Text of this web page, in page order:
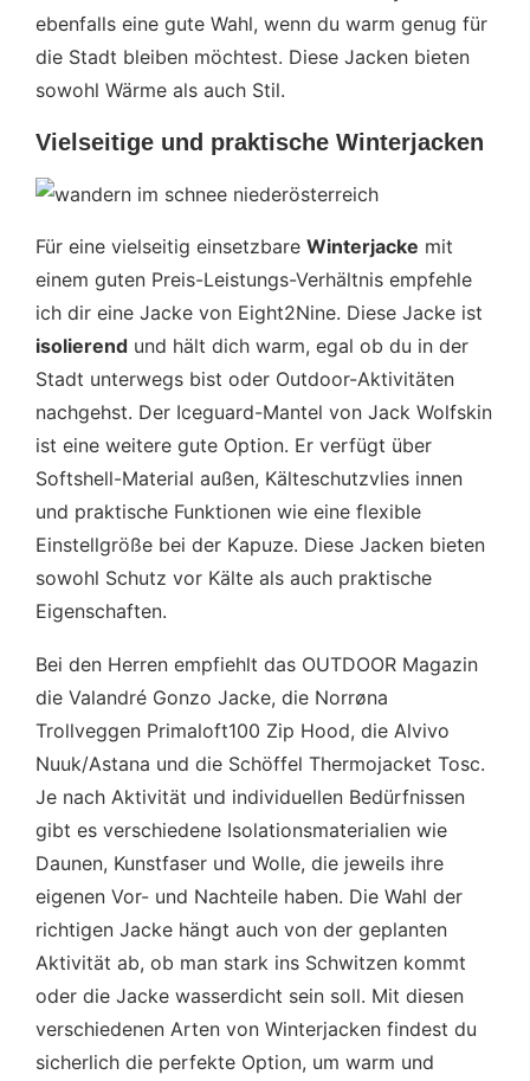
ebenfalls eine gute Wahl, wenn du warm genug für
die Stadt bleiben möchtest. Diese Jacken bieten
sowohl Wärme als auch Stil.
Vielseitige und praktische Winterjacken
Für eine vielseitig einsetzbare Winterjacke mit
einem guten Preis-Leistungs-Verhältnis empfehle
ich dir eine Jacke von Eight2Nine. Diese Jacke ist
isolierend und hält dich warm, egal ob du in der
Stadt unterwegs bist oder Outdoor-Aktivitäten
nachgehst. Der Iceguard-Mantel von Jack Wolfskin
ist eine weitere gute Option. Er verfügt über
Softshell-Material außen, Kälteschutzvlies innen
und praktische Funktionen wie eine flexible
Einstellgröße bei der Kapuze. Diese Jacken bieten
sowohl Schutz vor Kälte als auch praktische
Eigenschaften.
Bei den Herren empfiehlt das OUTDOOR Magazin
die Valandré Gonzo Jacke, die Norrøna
Trollveggen Primaloft100 Zip Hood, die Alvivo
Nuuk/Astana und die Schöffel Thermojacket Tosc.
Je nach Aktivität und individuellen Bedürfnissen
gibt es verschiedene Isolationsmaterialien wie
Daunen, Kunstfaser und Wolle, die jeweils ihre
eigenen Vor- und Nachteile haben. Die Wahl der
richtigen Jacke hängt auch von der geplanten
Aktivität ab, ob man stark ins Schwitzen kommt
oder die Jacke wasserdicht sein soll. Mit diesen
verschiedenen Arten von Winterjacken findest du
sicherlich die perfekte Option, um warm und